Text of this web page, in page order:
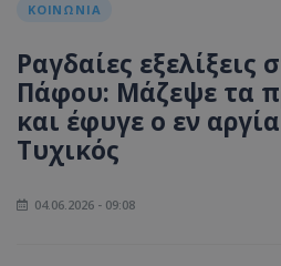
ΚΟΙΝΩΝΙΑ
Ραγδαίες
Πάφου: Μάζεψε τα
και έφυγε ο εν
Τυχικός
04.06.2026 - 09:08